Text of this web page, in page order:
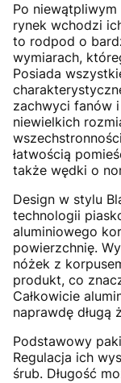
Po niewątpliwym
rynek wchodzi
to rodpod o
wymiarach,
Posiada
zachwyci fanów i
niewielkich
łatwością
także wędki o
Design w stylu
technologii
aluminiowego
powierzchnię.
nóżek z
produkt, co
Całkowicie
naprawdę długą
Podstawowy
Regulacja ich
śrub. Długość